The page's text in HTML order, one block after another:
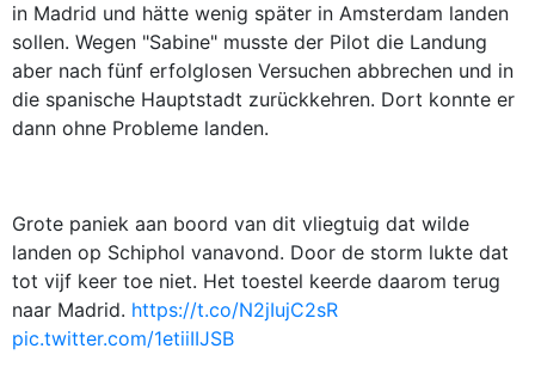
in Madrid und hätte wenig später in Amsterdam landen
sollen. Wegen "Sabine" musste der Pilot die Landung
aber nach fünf erfolglosen Versuchen abbrechen und in
die spanische Hauptstadt zurückkehren. Dort konnte er
dann ohne Probleme landen.
Grote paniek aan boord van dit vliegtuig dat wilde
landen op Schiphol vanavond. Door de storm lukte dat
tot vijf keer toe niet. Het toestel keerde daarom terug
naar Madrid. https://t.co/N2jIujC2sR
pic.twitter.com/1etiiIIJSB